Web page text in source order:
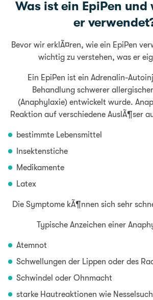
Was ist ein EpiPen
er
Bevor wir erklÃ¤ren, wie ein EpiPen
wichtig zu verstehen, was er
Ein EpiPen ist ein Adrenalin-
Behandlung schwerer
(Anaphylaxie) entwickelt wurde.
Reaktion auf verschiedene AuslÃ¶ser
bestimmte Lebensmittel
Insektenstiche
Medikamente
Latex
Die Symptome kÃ¶nnen sich sehr
Typische Anzeichen einer
Atemnot
Schwellungen der Lippen oder des
Schwindel oder Ohnmacht
starke Hautreaktionen wie